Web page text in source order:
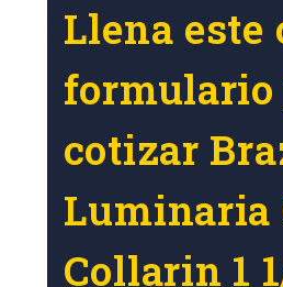
Llena este
formulario
cotizar
Luminaria
Collarin 1